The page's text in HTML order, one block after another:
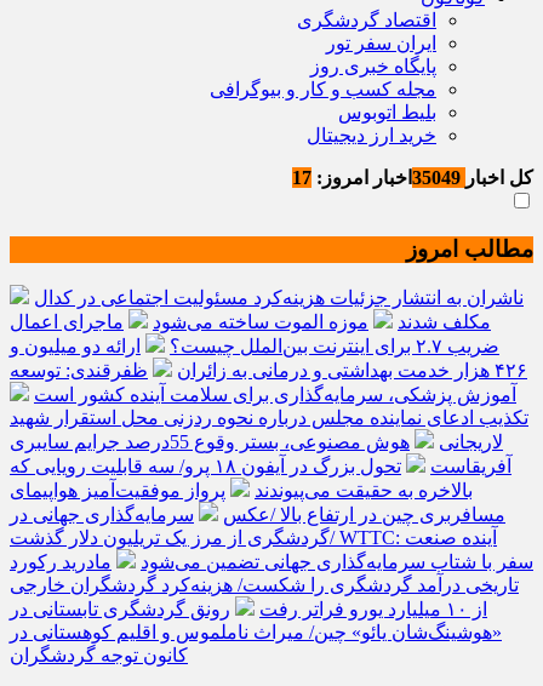
اقتصاد گردشگری
ایران سفر تور
پایگاه خبری روز
مجله کسب و کار و بیوگرافی
بلیط اتوبوس
خرید ارز دیجیتال
کل اخبار اخبار امروز: 17
مطالب امروز
ناشران به انتشار جزئیات هزینه‌کرد مسئولیت اجتماعی در کدال
مکلف شدند
موزه الموت ساخته می‌شود
ماجرای اعمال
ضریب ۲.۷ برای اینترنت بین‌الملل چیست؟
ارائه دو میلیون و
۴۲۶ هزار خدمت بهداشتی و درمانی به زائران
ظفرقندی: توسعه
آموزش پزشکی، سرمایه‌گذاری برای سلامت آینده کشور است
تکذیب ادعای نماینده مجلس درباره نحوه ردزنی محل استقرار شهید
لاریجانی
هوش مصنوعی، بستر وقوع 55درصد جرایم سایبری
آفریقاست
تحول بزرگ در آیفون ۱۸ پرو/ سه قابلیت رویایی که
بالاخره به حقیقت می‌پیوندند
پرواز موفقیت‌آمیز هواپیمای
مسافربری چین در ارتفاع بالا /عکس
سرمایه‌گذاری جهانی در
گردشگری از مرز یک تریلیون دلار گذشت/ WTTC: آینده صنعت
سفر با شتاب سرمایه‌گذاری جهانی تضمین می‌شود
مادرید رکورد
تاریخی درآمد گردشگری را شکست/ هزینه‌کرد گردشگران خارجی
از ۱۰ میلیارد یورو فراتر رفت
رونق گردشگری تابستانی در
«هوشینگ‌شان یائو» چین/ میراث ناملموس و اقلیم کوهستانی در
کانون توجه گردشگران